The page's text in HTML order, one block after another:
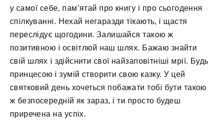
у самої себе, пам’ятай про книгу і про сьогодення
спілкуванні. Нехай негаразди тікають, і щастя
переслідує щогодини. Залишайся такою ж
позитивною і освітлюй наш шлях. Бажаю знайти
свій шлях і здійснити свої найзаповітніші мрії. Будь
принцесою і зумій створити свою казку. У цей
святковий день хочеться побажати тобі бути такою
ж безпосередній як зараз, і ти просто будеш
приречена на успіх.